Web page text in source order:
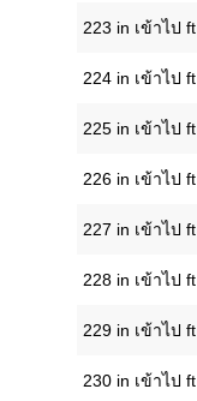
223 in เข้าไป ft
224 in เข้าไป ft
225 in เข้าไป ft
226 in เข้าไป ft
227 in เข้าไป ft
228 in เข้าไป ft
229 in เข้าไป ft
230 in เข้าไป ft